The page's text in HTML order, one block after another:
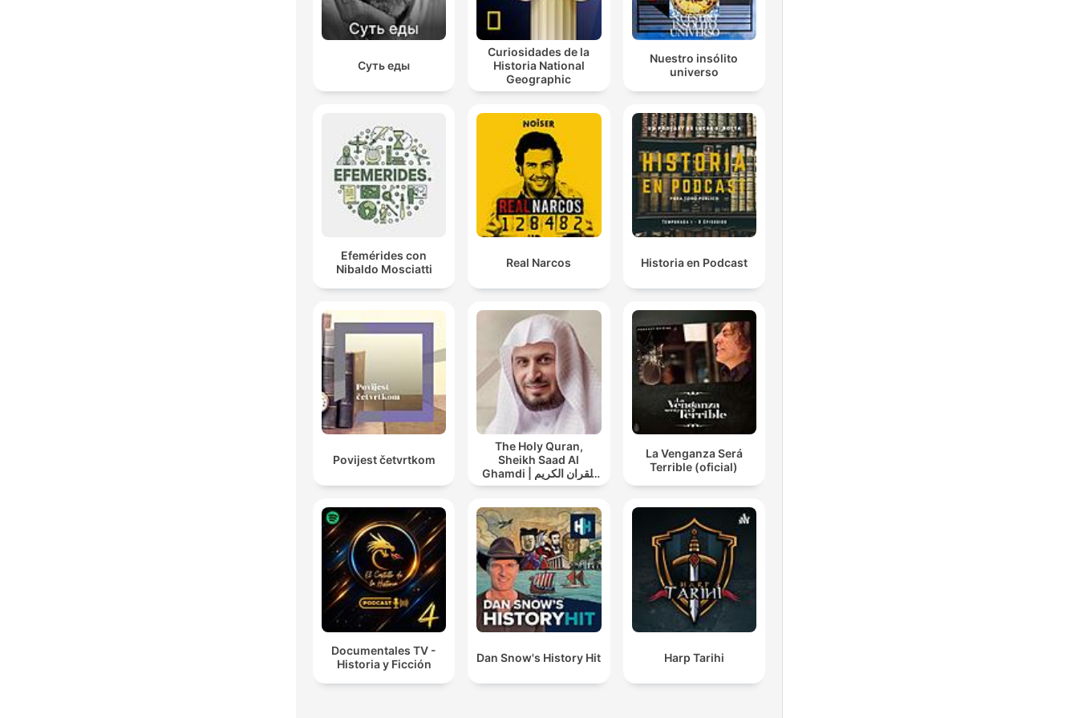
Суть еды
Curiosidades de la
Historia National
Geographic
Nuestro insólito
universo
Efemérides con
Nibaldo Mosciatti
Real Narcos Historia en Podcast
Povijest četvrtkom
The Holy Quran,
Sheikh Saad Al
Ghamdi | القران الكريم
سعد الغامدي
La Venganza Será
Terrible (oficial)
Documentales TV -
Historia y Ficción
Dan Snow's History Hit Harp Tarihi